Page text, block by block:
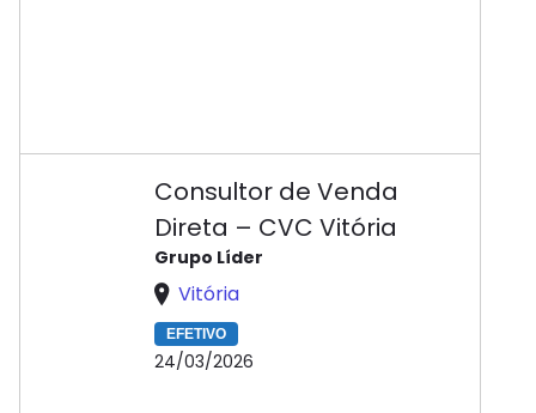
Consultor de Venda
Direta – CVC Vitória
Grupo Líder
Vitória
EFETIVO
24/03/2026